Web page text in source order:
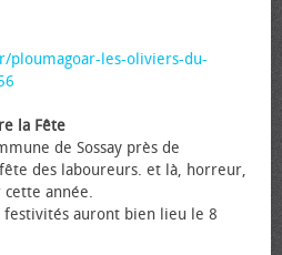
ploumagoar-les-oliviers-du-
la Fête
de Sossay près de
des laboureurs. et là, horreur,
année.
auront bien lieu le 8